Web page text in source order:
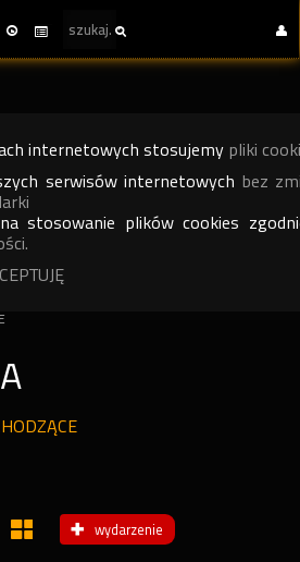
internetowych stosujemy pliki
serwisów internetowych bez
stosowanie plików cookies
wydarzenie